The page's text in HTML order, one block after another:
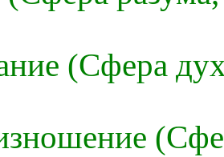
(Сфера